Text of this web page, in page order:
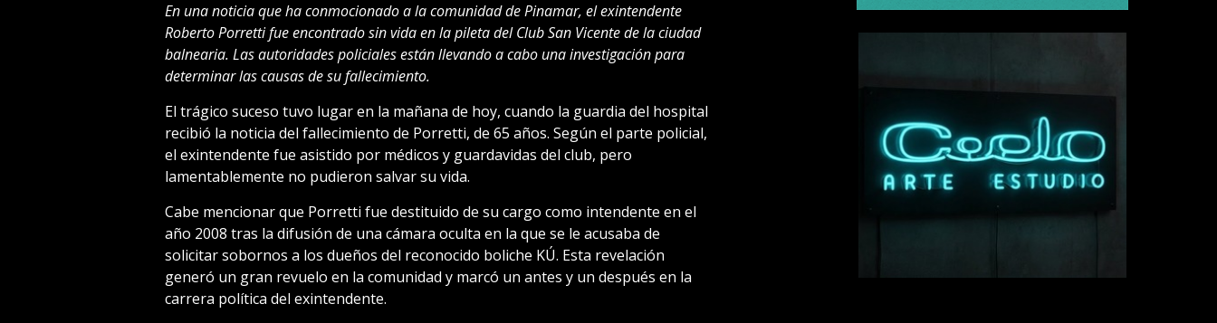
En una noticia que ha conmocionado a la comunidad de Pinamar, el exintendente
Roberto Porretti fue encontrado sin vida en la pileta del Club San Vicente de la ciudad
balnearia. Las autoridades policiales están llevando a cabo una investigación para
determinar las causas de su fallecimiento.
El trágico suceso tuvo lugar en la mañana de hoy, cuando la guardia del hospital
recibió la noticia del fallecimiento de Porretti, de 65 años. Según el parte policial,
el exintendente fue asistido por médicos y guardavidas del club, pero
lamentablemente no pudieron salvar su vida.
Cabe mencionar que Porretti fue destituido de su cargo como intendente en el
año 2008 tras la difusión de una cámara oculta en la que se le acusaba de
solicitar sobornos a los dueños del reconocido boliche KÚ. Esta revelación
generó un gran revuelo en la comunidad y marcó un antes y un después en la
carrera política del exintendente.